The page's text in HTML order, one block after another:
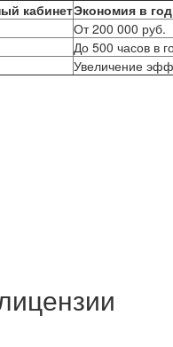
кабинетЭкономия в год
От 200 000 руб.
До 500 часов в
Увеличение